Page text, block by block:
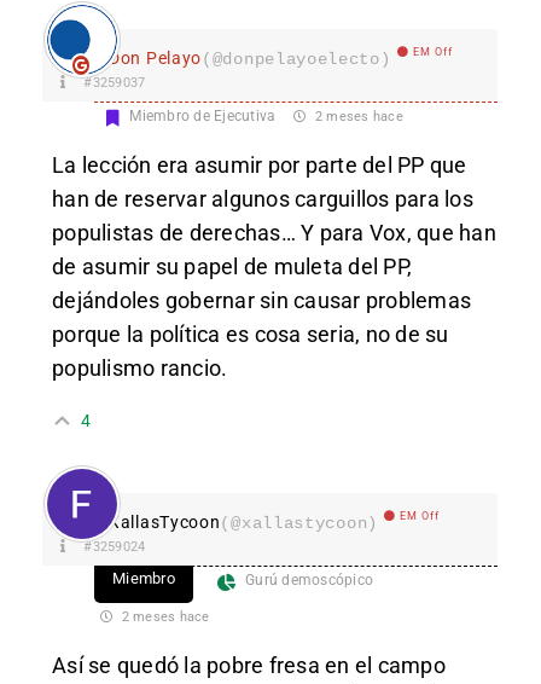
Don Pelayo(@donpelayoelecto) EM Off
#3259037
Miembro de Ejecutiva 2 meses hace
La lección era asumir por parte del PP que
han de reservar algunos carguillos para los
populistas de derechas… Y para Vox, que han
de asumir su papel de muleta del PP,
dejándoles gobernar sin causar problemas
porque la política es cosa seria, no de su
populismo rancio.
4
XallasTycoon(@xallastycoon) EM Off
#3259024
Miembro Gurú demoscópico
2 meses hace
Así se quedó la pobre fresa en el campo